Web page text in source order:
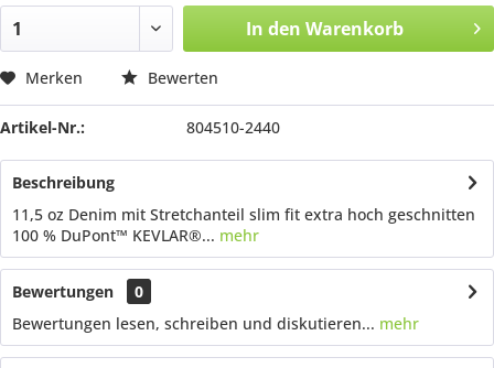
In den Warenkorb
Merken Bewerten
Artikel-Nr.: 804510-2440
Beschreibung
11,5 oz Denim mit Stretchanteil slim fit extra hoch geschnitten
100 % DuPont™ KEVLAR®... mehr
Bewertungen
0
Bewertungen lesen, schreiben und diskutieren... mehr